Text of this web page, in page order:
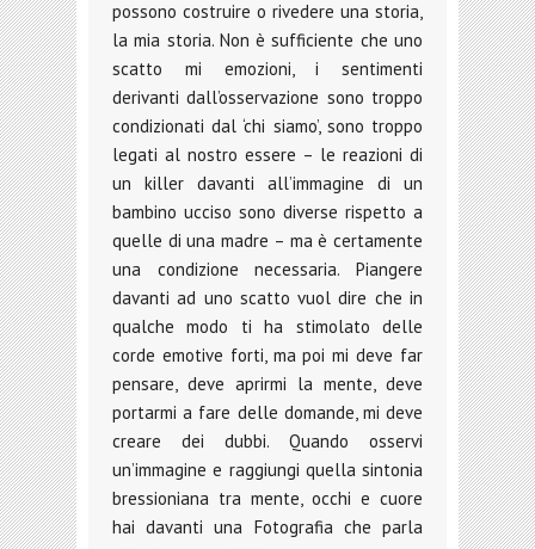
possono costruire o rivedere una storia,
la mia storia. Non è sufficiente che uno
scatto mi emozioni, i sentimenti
derivanti dall’osservazione sono troppo
condizionati dal ‘chi siamo’, sono troppo
legati al nostro essere – le reazioni di
un killer davanti all’immagine di un
bambino ucciso sono diverse rispetto a
quelle di una madre – ma è certamente
una condizione necessaria. Piangere
davanti ad uno scatto vuol dire che in
qualche modo ti ha stimolato delle
corde emotive forti, ma poi mi deve far
pensare, deve aprirmi la mente, deve
portarmi a fare delle domande, mi deve
creare dei dubbi. Quando osservi
un’immagine e raggiungi quella sintonia
bressioniana tra mente, occhi e cuore
hai davanti una Fotografia che parla